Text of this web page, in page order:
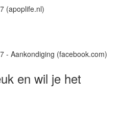
en wil je het